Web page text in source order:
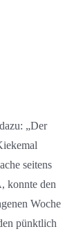
„Der
seitens
konnte den
Woche
pünktlich